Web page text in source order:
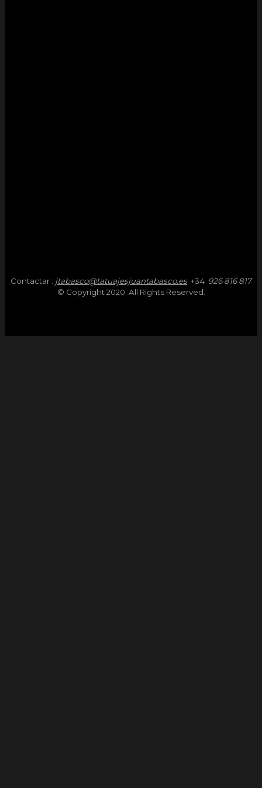
Contactar : jtabasco@tatuajesjuantabasco.es+34 926 816 817
© Copyright 2020. All Rights Reserved.